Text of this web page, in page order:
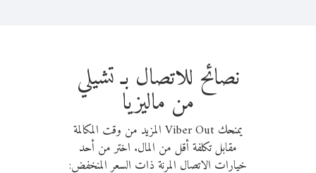
نصائح للاتصال بـ تشيلي
من ماليزيا
يمنحك Viber Out المزيد من وقت المكالمة
مقابل تكلفة أقل من المال. اختر من أحد
خيارات الاتصال المرنة ذات السعر المنخفض: